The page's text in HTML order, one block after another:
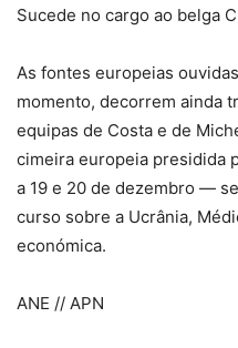
Sucede no cargo ao belga
As fontes europeias
momento, decorrem ainda
equipas de Costa e de
cimeira europeia presidida
a 19 e 20 de dezembro —
curso sobre a Ucrânia,
económica.
ANE // APN